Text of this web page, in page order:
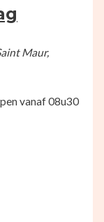
Maur,
vanaf 08u30